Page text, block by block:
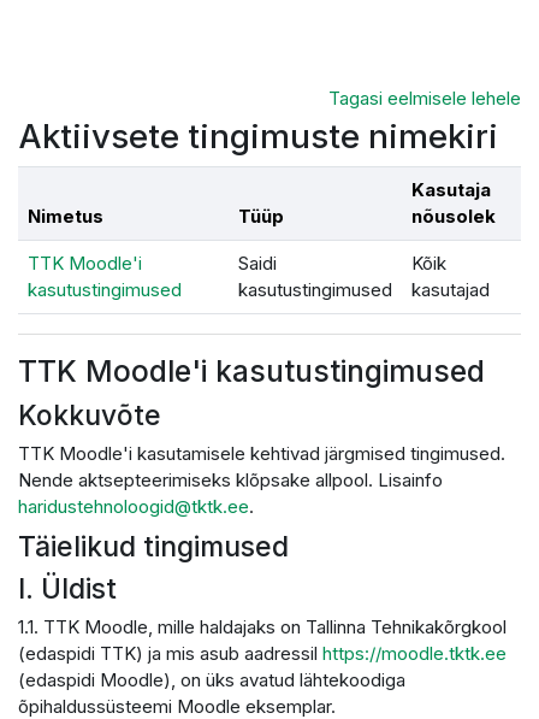
Tagasi eelmisele lehele
Aktiivsete tingimuste nimekiri
Nimetus Tüüp
Kasutaja
nõusolek
TTK Moodle'i
kasutustingimused
Saidi
kasutustingimused
Kõik
kasutajad
TTK Moodle'i kasutustingimused
Kokkuvõte
TTK Moodle'i kasutamisele kehtivad järgmised tingimused.
Nende aktsepteerimiseks klõpsake allpool. Lisainfo
haridustehnoloogid@tktk.ee.
Täielikud tingimused
I. Üldist
1.1. TTK Moodle, mille haldajaks on Tallinna Tehnikakõrgkool
(edaspidi TTK) ja mis asub aadressil https://moodle.tktk.ee
(edaspidi Moodle), on üks avatud lähtekoodiga
õpihaldussüsteemi Moodle eksemplar.